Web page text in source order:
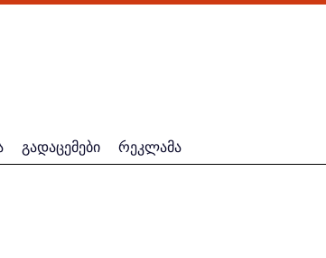
გადაცემები რეკლამა